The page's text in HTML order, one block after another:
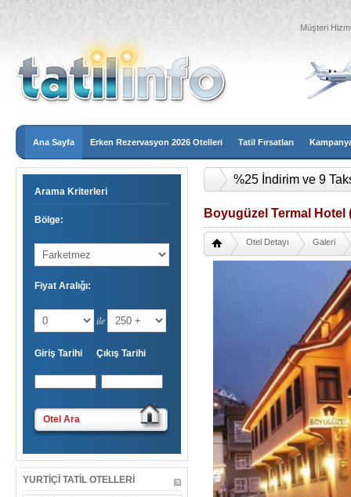
Müşteri
Ana Sayfa Erken Rezervasyon 2026 Otelleri Tatil Fırsatları
Arama Kriterleri
Bölge:
Fiyat Aralığı:
ile
Giriş Tarihi Çıkış Tarihi
Otel Ara
YURTIÇI TATIL OTELLERI
2026 Erken
Boyugüzel Termal Hotel
Otel Detayı Galeri